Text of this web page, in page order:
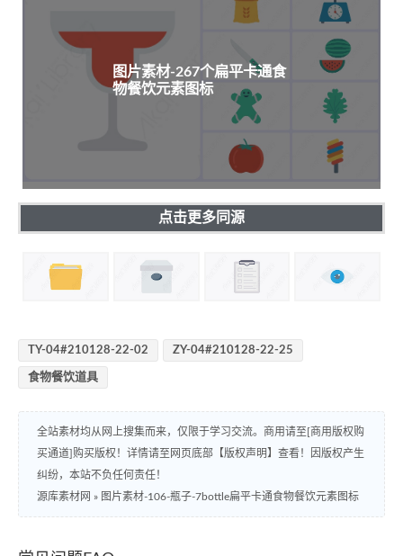
图片素材-267个扁平卡通食
物餐饮元素图标
点击更多同源
TY-04#210128-22-02 ZY-04#210128-22-25
食物餐饮道具
全站素材均从网上搜集而来，仅限于学习交流。商用请至[商用版权购
买通道]购买版权！详情请至网页底部【版权声明】查看！因版权产生
纠纷，本站不负任何责任！
源库素材网 » 图片素材-106-瓶子-7bottle扁平卡通食物餐饮元素图标